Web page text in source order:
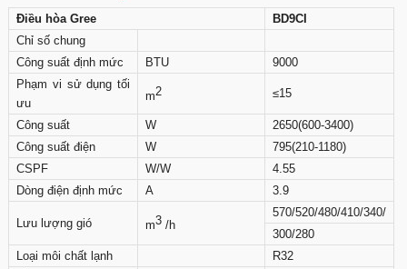
Điều hòa Gree
BD9CI
Chỉ số chung
Công suất định mức
BTU
9000
Phạm vi sử dụng tối
ưu
m2 ≤15
Công suất W
2650(600-3400)
Công suất điện
W
795(210-1180)
CSPF
W/W
4.55
Dòng điện định mức
A 3.9
Lưu lượng gió m3 /h
570/520/480/410/340/
300/280
Loại môi chất lạnh
R32